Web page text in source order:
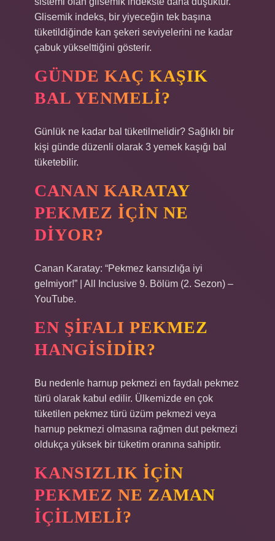
Glisemik indeks, bir yiyeceğin tek başına
tüketildiğinde kan şekeri seviyelerini ne kadar
çabuk yükselttiğini gösterir.
GÜNDE KAÇ KAŞIK
BAL YENMELI?
Günlük ne kadar bal tüketilmelidir? Sağlıklı bir
kişi günde düzenli olarak 3 yemek kaşığı bal
tüketebilir.
CANAN KARATAY
PEKMEZ IÇIN NE
DIYOR?
Canan Karatay: “Pekmez kansızlığa iyi
gelmiyor!” | All Inclusive 9. Bölüm (2. Sezon) –
YouTube.
EN ŞIFALI PEKMEZ
HANGISIDIR?
Bu nedenle harnup pekmezi en faydalı pekmez
türü olarak kabul edilir. Ülkemizde en çok
tüketilen pekmez türü üzüm pekmezi veya
harnup pekmezi olmasına rağmen dut pekmezi
oldukça yüksek bir tüketim oranına sahiptir.
KANSIZLIK IÇIN
PEKMEZ NE ZAMAN
IÇILMELI?